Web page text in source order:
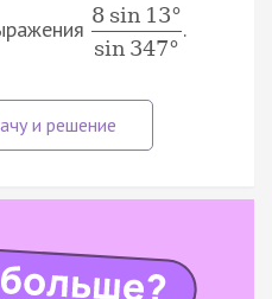
8 sin 13°
sin 347°
.